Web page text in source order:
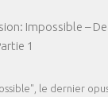
Impossible –
1
le dernier